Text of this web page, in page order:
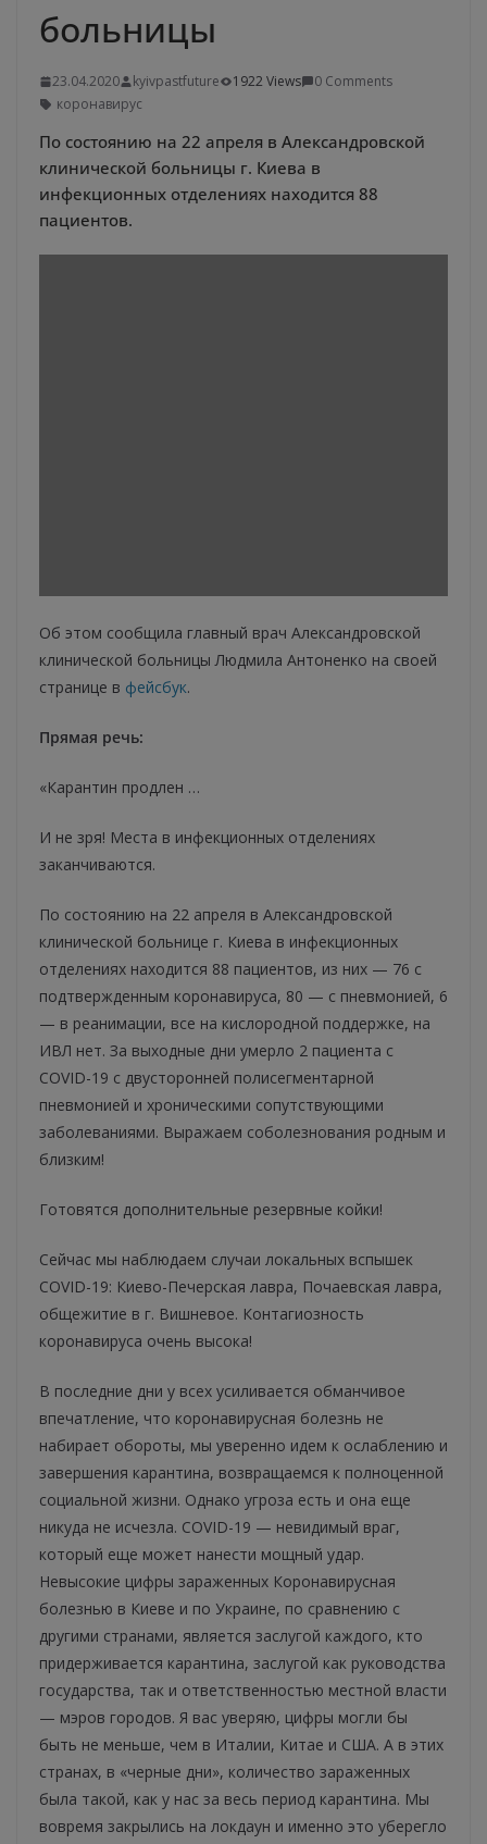
больницы
23.04.2020 kyivpastfuture 1922 Views
0 Comments
коронавирус
По состоянию на 22 апреля в Александровской
клинической больницы г. Киева в
инфекционных отделениях находится 88
пациентов.
Об этом сообщила главный врач Александровской
клинической больницы Людмила Антоненко на своей
странице в фейсбук.
Прямая речь:
«Карантин продлен …
И не зря! Места в инфекционных отделениях
заканчиваются.
По состоянию на 22 апреля в Александровской
клинической больнице г. Киева в инфекционных
отделениях находится 88 пациентов, из них — 76 с
подтвержденным коронавируса, 80 — с пневмонией, 6
— в реанимации, все на кислородной поддержке, на
ИВЛ нет. За выходные дни умерло 2 пациента с
COVID-19 с двусторонней полисегментарной
пневмонией и хроническими сопутствующими
заболеваниями. Выражаем соболезнования родным и
близким!
Готовятся дополнительные резервные койки!
Сейчас мы наблюдаем случаи локальных вспышек
COVID-19: Киево-Печерская лавра, Почаевская лавра,
общежитие в г. Вишневое. Контагиозность
коронавируса очень высока!
В последние дни у всех усиливается обманчивое
впечатление, что коронавирусная болезнь не
набирает обороты, мы уверенно идем к ослаблению и
завершения карантина, возвращаемся к полноценной
социальной жизни. Однако угроза есть и она еще
никуда не исчезла. COVID-19 — невидимый враг,
который еще может нанести мощный удар.
Невысокие цифры зараженных Коронавирусная
болезнью в Киеве и по Украине, по сравнению с
другими странами, является заслугой каждого, кто
придерживается карантина, заслугой как руководства
государства, так и ответственностью местной власти
— мэров городов. Я вас уверяю, цифры могли бы
быть не меньше, чем в Италии, Китае и США. А в этих
странах, в «черные дни», количество зараженных
была такой, как у нас за весь период карантина. Мы
вовремя закрылись на локдаун и именно это уберегло